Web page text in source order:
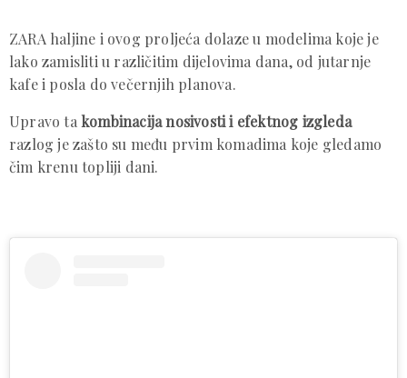
ZARA haljine i ovog proljeća dolaze u modelima koje je
lako zamisliti u različitim dijelovima dana, od jutarnje
kafe i posla do večernjih planova.
Upravo ta kombinacija nosivosti i efektnog izgleda
razlog je zašto su među prvim komadima koje gledamo
čim krenu topliji dani.